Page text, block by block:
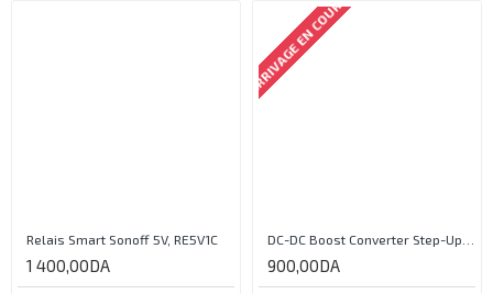
Relais Smart Sonoff 5V, RE5V1C
1 400,00DA
ARRIVAGE EN COURS
900,00DA